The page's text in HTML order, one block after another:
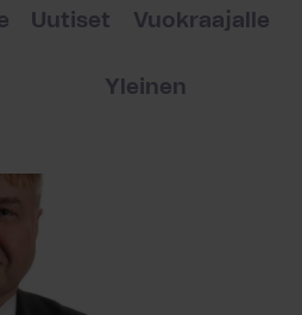
Uutiset Vuokraajalle
Yleinen